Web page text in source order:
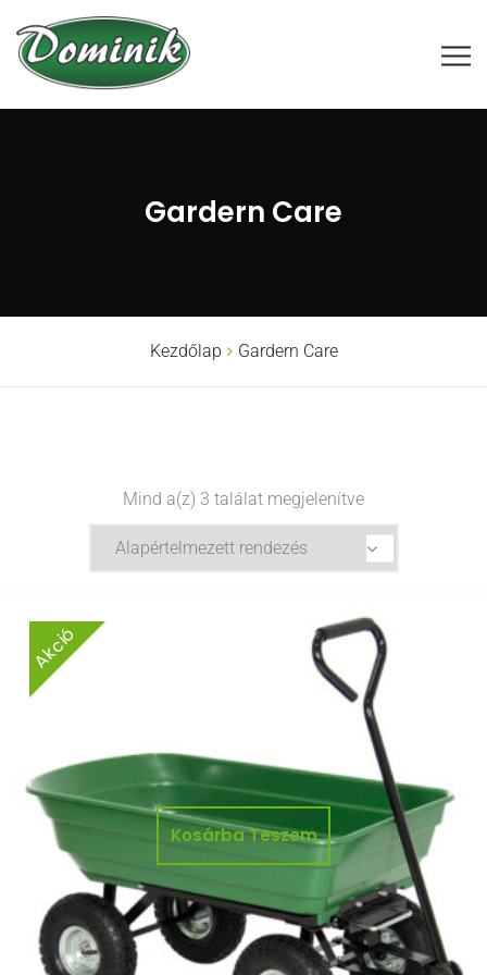
Gardern Care
Kezdőlap Gardern Care
Mind a(z) 3 találat megjelenítve
Kosárba Teszem
Akció